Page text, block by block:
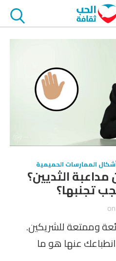
الممارسات الحميمية
الثديين؟
تجنبها؟
وممتعة للشريكين.
عنها هو ما